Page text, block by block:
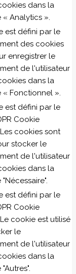
dans la
Analytics ».
est défini par le
des cookies
enregistrer le
de l'utilisateur
dans la
« Fonctionnel ».
est défini par le
Cookie
cookies sont
stocker le
de l'utilisateur
dans la
est défini par le
Cookie
cookie est utilisé
le
de l'utilisateur
dans la